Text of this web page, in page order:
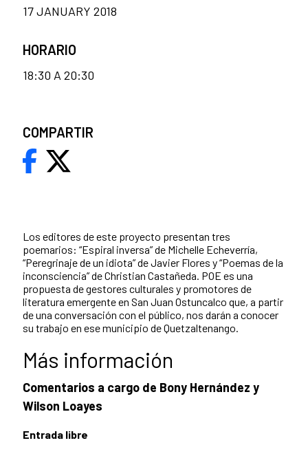
Los editores de este proyecto presentan tres
poemarios: “Espiral inversa” de Michelle Echeverría,
“Peregrinaje de un idiota” de Javier Flores y “Poemas de la
inconsciencia” de Christian Castañeda. POE es una
propuesta de gestores culturales y promotores de
literatura emergente en San Juan Ostuncalco que, a partir
de una conversación con el público, nos darán a conocer
su trabajo en ese municipio de Quetzaltenango.
Más información
Comentarios a cargo de Bony Hernández y
Wilson Loayes
Entrada libre
17 JANUARY 2018
HORARIO
18:30 A 20:30
COMPARTIR